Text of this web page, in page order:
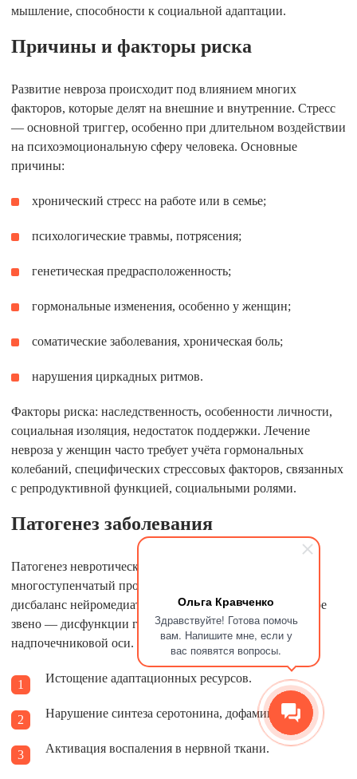
Ольга Кравченко
Здравствуйте! Готова помочь
вам. Напишите мне, если у
вас появятся вопросы.
мышление, способности к социальной адаптации.
Причины и факторы риска
Развитие невроза происходит под влиянием многих
факторов, которые делят на внешние и внутренние. Стресс
— основной триггер, особенно при длительном воздействии
на психоэмоциональную сферу человека. Основные
причины:
хронический стресс на работе или в семье;
психологические травмы, потрясения;
генетическая предрасположенность;
гормональные изменения, особенно у женщин;
соматические заболевания, хроническая боль;
нарушения циркадных ритмов.
Факторы риска: наследственность, особенности личности,
социальная изоляция, недостаток поддержки. Лечение
невроза у женщин часто требует учёта гормональных
колебаний, специфических стрессовых факторов, связанных
с репродуктивной функцией, социальными ролями.
Патогенез заболевания
Патогенез невротического расстройства — сложный
многоступенчатый процесс, в основе которого лежит
дисбаланс нейромедиаторов головного мозга. Первичное
звено — дисфункции гипоталамо-гипофизарно-
надпочечниковой оси.
Истощение адаптационных ресурсов.
Нарушение синтеза серотонина, дофамина.
Активация воспаления в нервной ткани.